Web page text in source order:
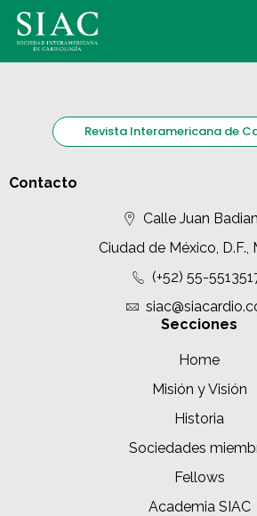
Revista Interamericana de
Contacto
Calle Juan
Ciudad de México, D.F.,
(+52) 55-
Secciones
Home
Misión y Visión
Historia
Sociedades
Fellows
Academia SIAC